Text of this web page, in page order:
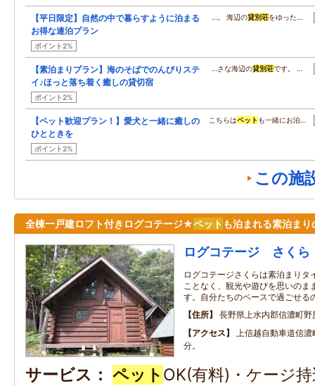
【平日限定】自然の中で暮らすように泊まる
お得な連泊プラン
ポイント2%
…。 海辺の貸別荘をゆった…
【素泊まりプラン】海のそばでのんびりステ
イ♪ほっと落ち着く癒しの貸切宿
ポイント2%
…さな海辺の貸別荘です。 …
【ペット歓迎プラン！】愛犬と一緒に癒しの
ひとときを
ポイント2%
こちらはペット も一緒にお泊…
この施
全棟一戸建ロフト付きログコテージ★ペット も泊まれる素泊まり
ログコテージ さくら
ログコテージさくらは素泊まりタ
ことなく、観光や遊びを思いのま
す。自分たちのペースで過ごせる
住所
長野県上水内郡信濃町
アクセス
上信越自動車道信
分。
サービス ペット OK(有料)・ケージ